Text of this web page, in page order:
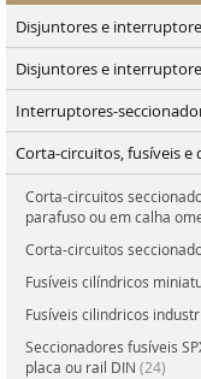
Disjuntores e
Disjuntores e
Interruptores-
Corta-circuitos, fusíveis
Corta-circuitos
parafuso ou em calha
Corta-circuitos
Fusíveis cilíndricos
Fusíveis cilindricos
Seccionadores fusíveis
placa ou rail DIN (24)